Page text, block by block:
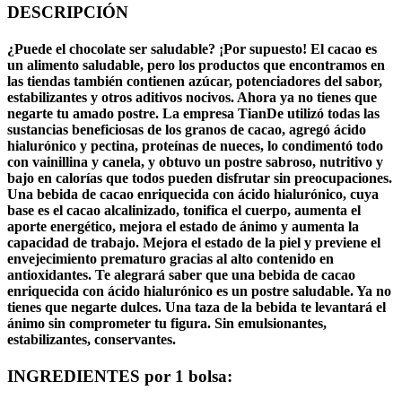
DESCRIPCIÓN
¿Puede el chocolate ser saludable? ¡Por supuesto! El cacao es
un alimento saludable, pero los productos que encontramos en
las tiendas también contienen azúcar, potenciadores del sabor,
estabilizantes y otros aditivos nocivos. Ahora ya no tienes que
negarte tu amado postre. La empresa TianDe utilizó todas las
sustancias beneficiosas de los granos de cacao, agregó ácido
hialurónico y pectina, proteínas de nueces, lo condimentó todo
con vainillina y canela, y obtuvo un postre sabroso, nutritivo y
bajo en calorías que todos pueden disfrutar sin preocupaciones.
Una bebida de cacao enriquecida con ácido hialurónico, cuya
base es el cacao alcalinizado, tonifica el cuerpo, aumenta el
aporte energético, mejora el estado de ánimo y aumenta la
capacidad de trabajo. Mejora el estado de la piel y previene el
envejecimiento prematuro gracias al alto contenido en
antioxidantes. Te alegrará saber que una bebida de cacao
enriquecida con ácido hialurónico es un postre saludable. Ya no
tienes que negarte dulces. Una taza de la bebida te levantará el
ánimo sin comprometer tu figura. Sin emulsionantes,
estabilizantes, conservantes.
INGREDIENTES por 1 bolsa: